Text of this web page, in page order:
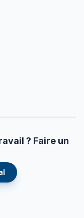
? Faire un